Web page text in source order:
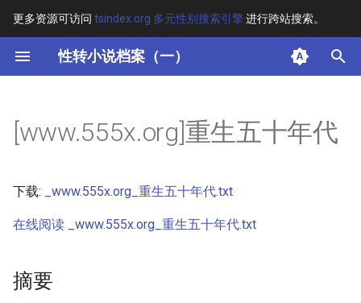
更多资源可访问 tsindex.org 多元性别搜索引擎进行跨站搜索。
性转小说档案（一）
键
开
搜
索
其他信息 [Processed Page
[www.555x.org]重生五十年代
下载: _www.555x.org_重生五十年代.txt
在线阅读 _www.555x.org_重生五十年代.txt
摘要